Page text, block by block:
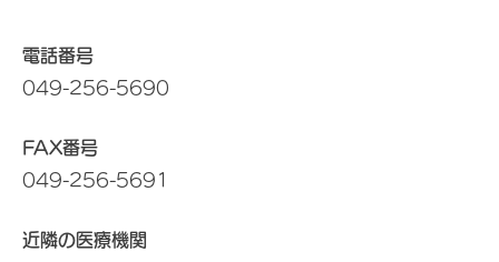
電話番号
049-256-5690
FAX番号
049-256-5691
近隣の医療機関